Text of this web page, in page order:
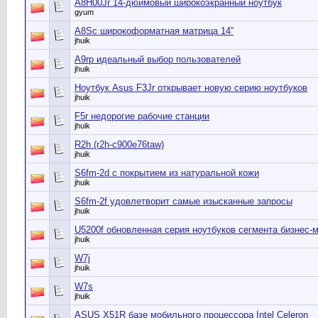
A8H00Jr 14-дюймовый широкоэкранный ноутбук
gyum
A8Sc широкоформатная матрица 14”
jhuik
A9rp идеальный выбор пользователей
jhuik
Ноутбук Asus F3Jr открывает новую серию ноутбуков
jhuik
F5r недорогие рабочие станции
jhuik
R2h (r2h-c900e76taw)
jhuik
S6fm-2d с покрытием из натуральной кожи
jhuik
S6fm-2f удовлетворит самые изысканные запросы
jhuik
U5200f обновленная серия ноутбуков сегмента бизнес-
jhuik
W7j
jhuik
W7s
jhuik
ASUS X51R базе мобильного процессора Intel Celeron